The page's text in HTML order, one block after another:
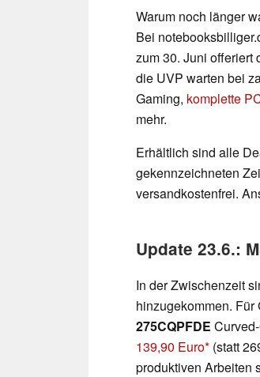
Warum noch länger
Bei
zum 30. Juni offeriert
die UVP warten bei
Gaming, komplette
mehr.
Erhältlich sind alle
gekennzeichneten
versandkostenfrei.
Update 23.6.:
In der Zwischenzeit
hinzugekommen.
275CQPFDE
139,90 Euro (statt
produktiven Arbeiten